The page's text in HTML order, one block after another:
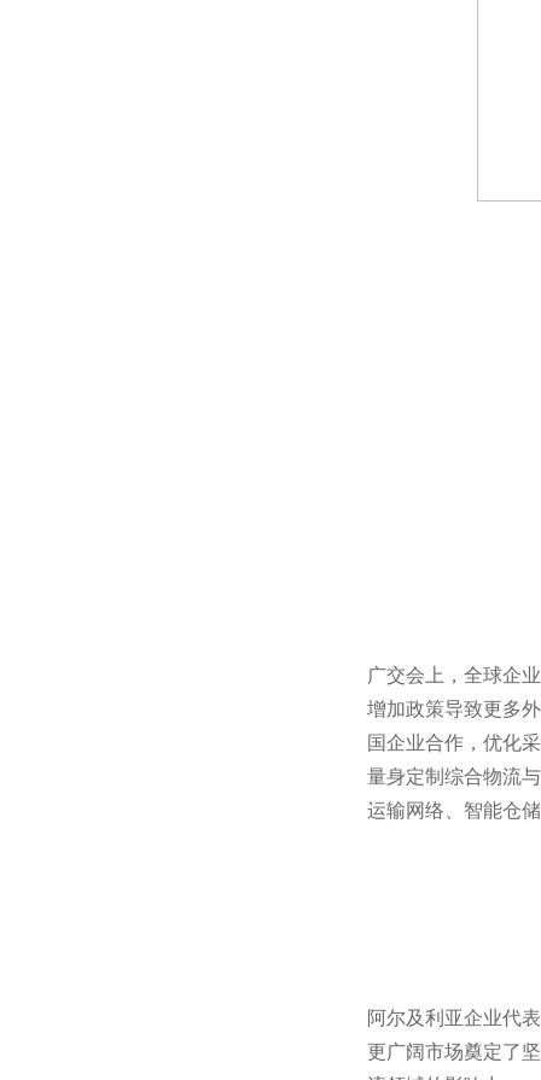
广交会上，全球企
增加政策导致更多
国企业合作，优化
量身定制综合物流
运输网络、智能仓
阿尔及利亚企业代
更广阔市场奠定了